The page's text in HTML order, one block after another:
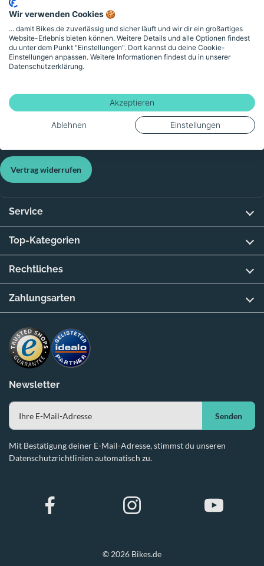
+ 1 Farbe
Fahrrad Riebold GmbH
402 km
Newsletter
Senden
Mit Bestätigung deiner E-Mail-Adresse, stimmst du unseren
Datenschutzrichtlinien automatisch zu.
Vertrag widerrufen
Service
Top-Kategorien
Rechtliches
Zahlungsarten
© 2026 Bikes.de
Wir verwenden Cookies 🍪
... damit Bikes.de zuverlässig und sicher läuft und wir dir ein großartiges
Website-Erlebnis bieten können. Weitere Details und alle Optionen findest
du unter dem Punkt "Einstellungen". Dort kannst du deine Cookie-
Einstellungen anpassen. Weitere Informationen findest du in unserer
Datenschutzerklärung.
Akzeptieren
Ablehnen Einstellungen